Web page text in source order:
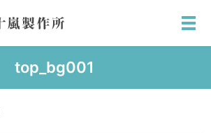
メ
top_bg001